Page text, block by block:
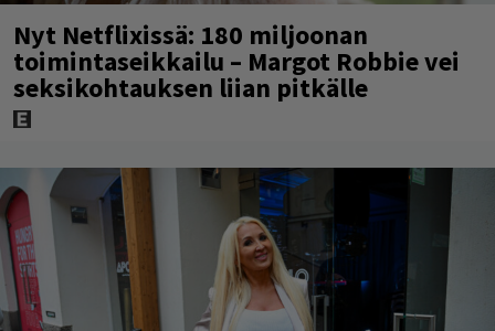
Nyt Netflixissä: 180 miljoonan
toimintaseikkailu – Margot Robbie vei
seksikohtauksen liian pitkälle